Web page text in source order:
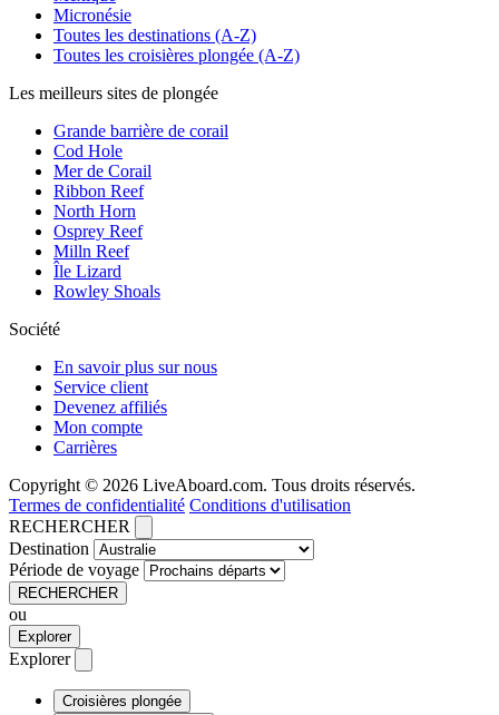
Micronésie
Toutes les destinations (A-Z)
Toutes les croisières plongée (A-Z)
Les meilleurs sites de plongée
Grande barrière de corail
Cod Hole
Mer de Corail
Ribbon Reef
North Horn
Osprey Reef
Milln Reef
Île Lizard
Rowley Shoals
Société
En savoir plus sur nous
Service client
Devenez affiliés
Mon compte
Carrières
Copyright © 2026 LiveAboard.com. Tous droits réservés.
Termes de confidentialité Conditions d'utilisation
RECHERCHER
Destination
Période de voyage
RECHERCHER
ou
Explorer
Explorer
Croisières plongée